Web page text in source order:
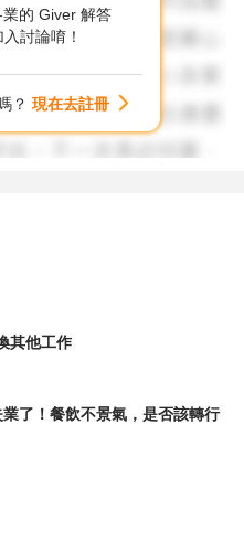
的 Giver 解答
討論唷！
？ 現在去註冊
其他工作
了！餐飲不景氣，是否該轉行